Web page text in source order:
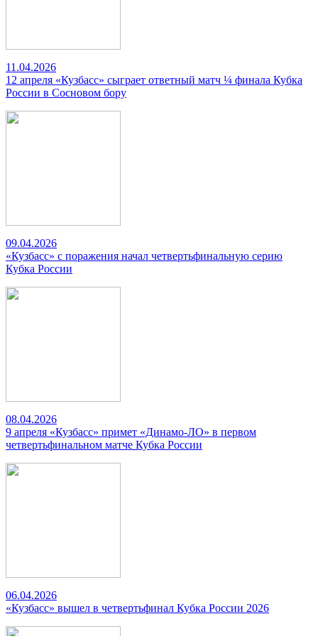
11.04.2026
12 апреля «Кузбасс» сыграет ответный матч ¼ финала Кубка
России в Сосновом бору
09.04.2026
«Кузбасс» с поражения начал четвертьфинальную серию
Кубка России
08.04.2026
9 апреля «Кузбасс» примет «Динамо-ЛО» в первом
четвертьфинальном матче Кубка России
06.04.2026
«Кузбасс» вышел в четвертьфинал Кубка России 2026